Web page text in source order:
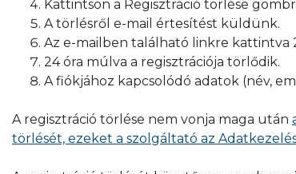
Kattintson a Regisztráció törlése
A törlésről e-mail értesítést küldünk.
Az e-mailben található linkre kattintva
24 óra múlva a regisztrációja törlődik.
A fiókjához kapcsolódó adatok (név,
A regisztráció törlése nem vonja maga után
törlését, ezeket a szolgáltató az